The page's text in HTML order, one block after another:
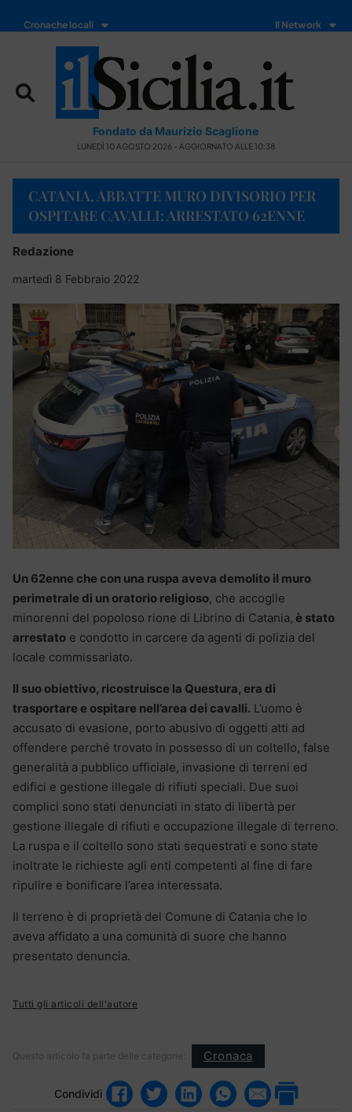
Cronache locali Il Network
Fondato da Maurizio Scaglione
LUNEDÌ 10 AGOSTO 2026 - AGGIORNATO ALLE 10:38
CATANIA, ABBATTE MURO DIVISORIO PER
OSPITARE CAVALLI: ARRESTATO 62ENNE
Redazione
martedì 8 Febbraio 2022
Un 62enne che con una ruspa aveva demolito il muro
perimetrale di un oratorio religioso, che accoglie
minorenni del popoloso rione di Librino di Catania, è stato
arrestato e condotto in carcere da agenti di polizia del
locale commissariato.
Il suo obiettivo, ricostruisce la Questura, era di
trasportare e ospitare nell’area dei cavalli. L’uomo è
accusato di evasione, porto abusivo di oggetti atti ad
offendere perché trovato in possesso di un coltello, false
generalità a pubblico ufficiale, invasione di terreni ed
edifici e gestione illegale di rifiuti speciali. Due suoi
complici sono stati denunciati in stato di libertà per
gestione illegale di rifiuti e occupazione illegale di terreno.
La ruspa e il coltello sono stati sequestrati e sono state
inoltrate le richieste agli enti competenti al fine di fare
ripulire e bonificare l’area interessata.
Il terreno è di proprietà del Comune di Catania che lo
aveva affidato a una comunità di suore che hanno
presentato denuncia.
Tutti gli articoli dell'autore
Questo articolo fa parte delle categorie: Cronaca
Condividi